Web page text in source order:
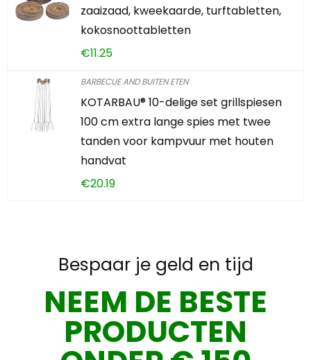
zaaizaad, kweekaarde, turftabletten,
kokosnoottabletten
€11.25
BARBECUE AND BUITEN ETEN
KOTARBAU® 10-delige set grillspiesen
100 cm extra lange spies met twee
tanden voor kampvuur met houten
handvat
€20.19
Bespaar je geld en tijd
NEEM DE BESTE
PRODUCTEN